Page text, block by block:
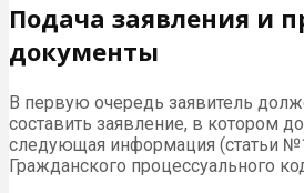
Подача заявления и
документы
В первую очередь заявитель
составить заявление, в котором
следующая информация (статьи
Гражданского процессуального